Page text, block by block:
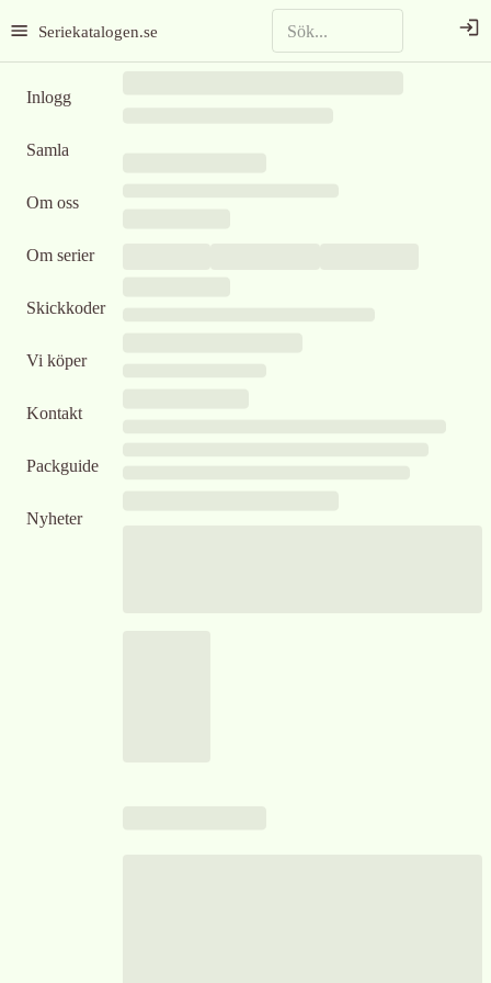
Seriekatalogen.se
Inlogg
Samla
Om oss
Om serier
Skickkoder
Vi köper
Kontakt
Packguide
Nyheter